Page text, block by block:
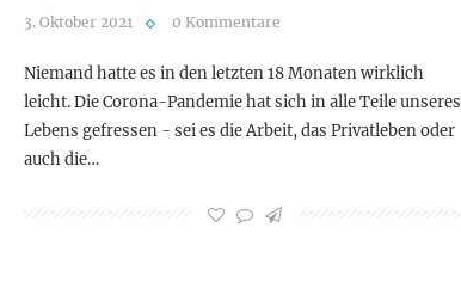
3. Oktober 2021 0 Kommentare
Niemand hatte es in den letzten 18 Monaten wirklich
leicht. Die Corona-Pandemie hat sich in alle Teile unseres
Lebens gefressen - sei es die Arbeit, das Privatleben oder
auch die…